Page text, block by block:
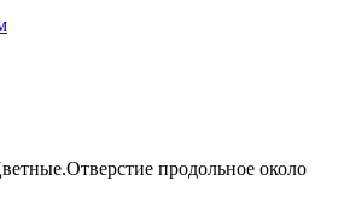
продольное около